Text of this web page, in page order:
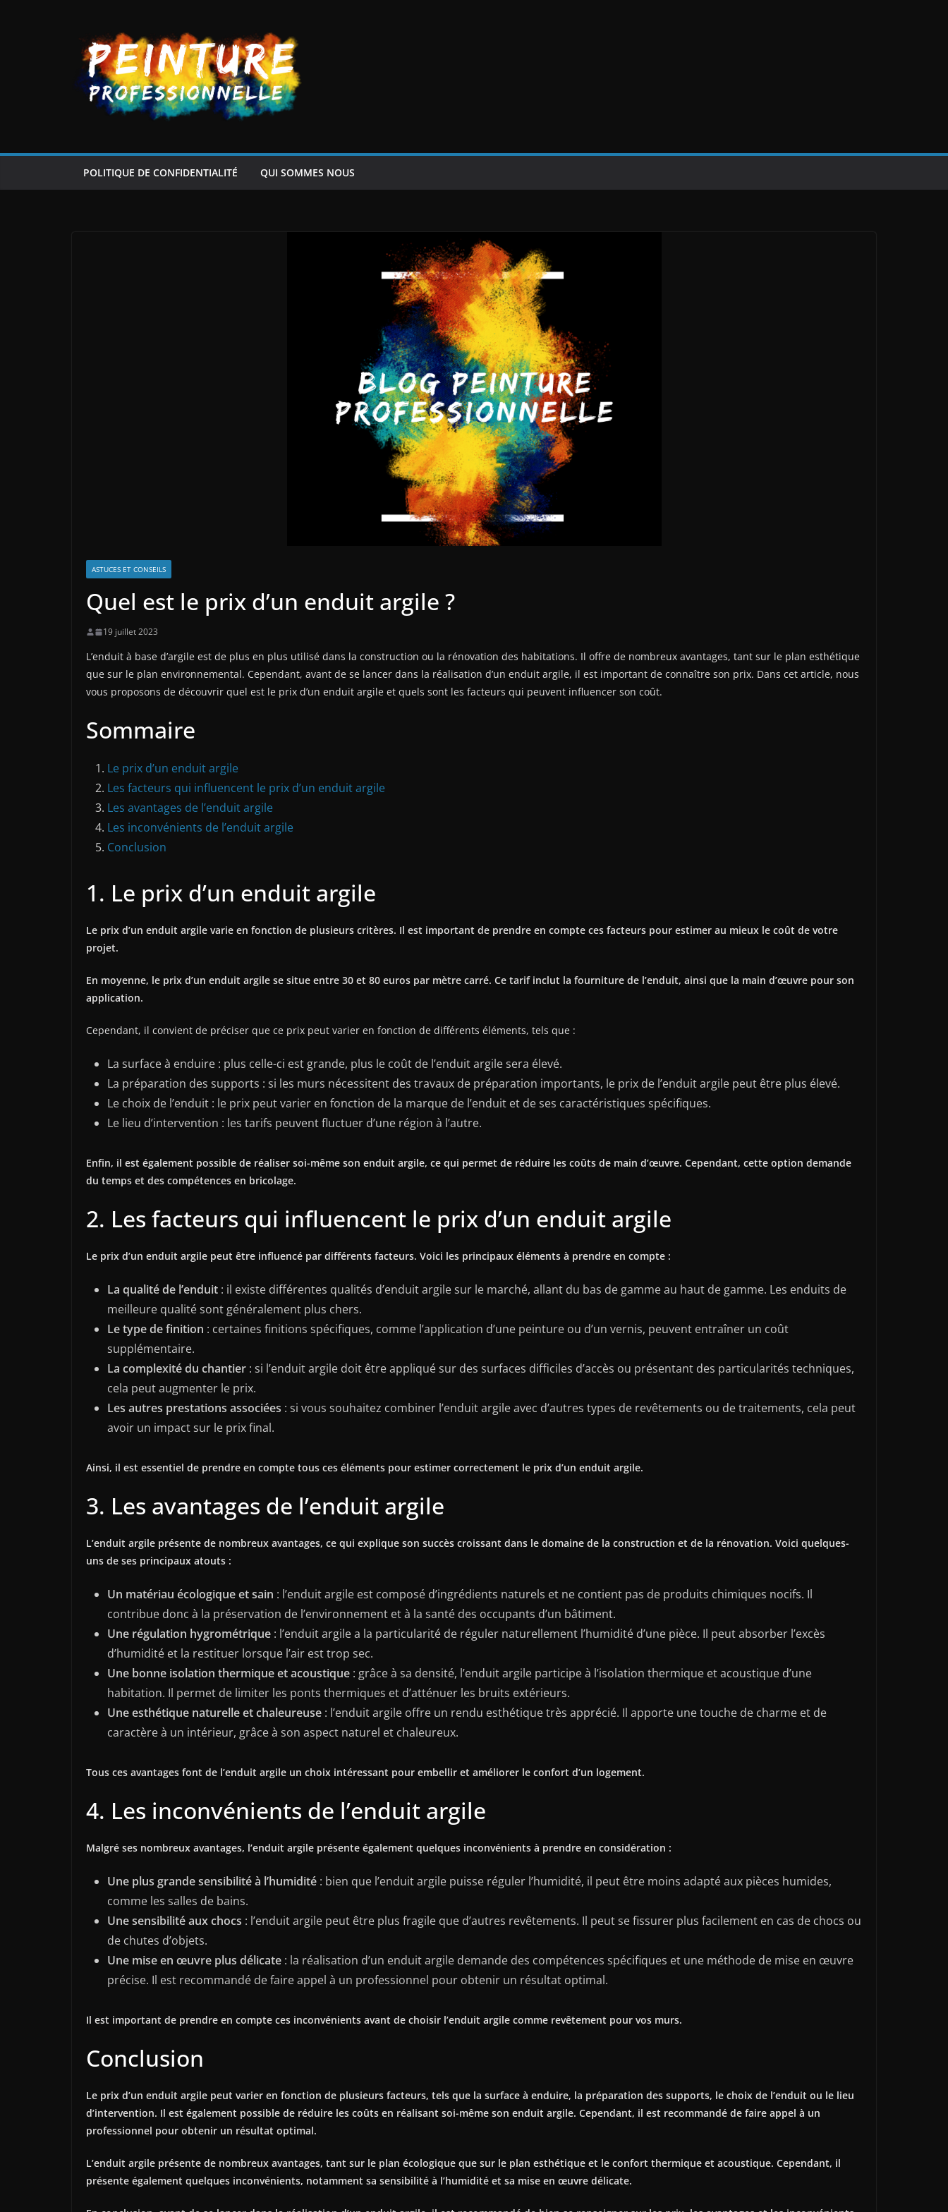
POLITIQUE DE CONFIDENTIALITÉ QUI SOMMES NOUS
ASTUCES ET CONSEILS
Quel est le prix d’un enduit argile ?
19 juillet 2023
L’enduit à base d’argile est de plus en plus utilisé dans la construction ou la rénovation des habitations. Il offre de nombreux avantages, tant sur le plan esthétique
que sur le plan environnemental. Cependant, avant de se lancer dans la réalisation d’un enduit argile, il est important de connaître son prix. Dans cet article, nous
vous proposons de découvrir quel est le prix d’un enduit argile et quels sont les facteurs qui peuvent influencer son coût.
Sommaire
Le prix d’un enduit argile
Les facteurs qui influencent le prix d’un enduit argile
Les avantages de l’enduit argile
Les inconvénients de l’enduit argile
Conclusion
1. Le prix d’un enduit argile
Le prix d’un enduit argile varie en fonction de plusieurs critères. Il est important de prendre en compte ces facteurs pour estimer au mieux le coût de votre
projet.
En moyenne, le prix d’un enduit argile se situe entre 30 et 80 euros par mètre carré. Ce tarif inclut la fourniture de l’enduit, ainsi que la main d’œuvre pour son
application.
Cependant, il convient de préciser que ce prix peut varier en fonction de différents éléments, tels que :
La surface à enduire : plus celle-ci est grande, plus le coût de l’enduit argile sera élevé.
La préparation des supports : si les murs nécessitent des travaux de préparation importants, le prix de l’enduit argile peut être plus élevé.
Le choix de l’enduit : le prix peut varier en fonction de la marque de l’enduit et de ses caractéristiques spécifiques.
Le lieu d’intervention : les tarifs peuvent fluctuer d’une région à l’autre.
Enfin, il est également possible de réaliser soi-même son enduit argile, ce qui permet de réduire les coûts de main d’œuvre. Cependant, cette option demande
du temps et des compétences en bricolage.
2. Les facteurs qui influencent le prix d’un enduit argile
Le prix d’un enduit argile peut être influencé par différents facteurs. Voici les principaux éléments à prendre en compte :
La qualité de l’enduit : il existe différentes qualités d’enduit argile sur le marché, allant du bas de gamme au haut de gamme. Les enduits de
meilleure qualité sont généralement plus chers.
Le type de finition : certaines finitions spécifiques, comme l’application d’une peinture ou d’un vernis, peuvent entraîner un coût
supplémentaire.
La complexité du chantier : si l’enduit argile doit être appliqué sur des surfaces difficiles d’accès ou présentant des particularités techniques,
cela peut augmenter le prix.
Les autres prestations associées : si vous souhaitez combiner l’enduit argile avec d’autres types de revêtements ou de traitements, cela peut
avoir un impact sur le prix final.
Ainsi, il est essentiel de prendre en compte tous ces éléments pour estimer correctement le prix d’un enduit argile.
3. Les avantages de l’enduit argile
L’enduit argile présente de nombreux avantages, ce qui explique son succès croissant dans le domaine de la construction et de la rénovation. Voici quelques-
uns de ses principaux atouts :
Un matériau écologique et sain : l’enduit argile est composé d’ingrédients naturels et ne contient pas de produits chimiques nocifs. Il
contribue donc à la préservation de l’environnement et à la santé des occupants d’un bâtiment.
Une régulation hygrométrique : l’enduit argile a la particularité de réguler naturellement l’humidité d’une pièce. Il peut absorber l’excès
d’humidité et la restituer lorsque l’air est trop sec.
Une bonne isolation thermique et acoustique : grâce à sa densité, l’enduit argile participe à l’isolation thermique et acoustique d’une
habitation. Il permet de limiter les ponts thermiques et d’atténuer les bruits extérieurs.
Une esthétique naturelle et chaleureuse : l’enduit argile offre un rendu esthétique très apprécié. Il apporte une touche de charme et de
caractère à un intérieur, grâce à son aspect naturel et chaleureux.
Tous ces avantages font de l’enduit argile un choix intéressant pour embellir et améliorer le confort d’un logement.
4. Les inconvénients de l’enduit argile
Malgré ses nombreux avantages, l’enduit argile présente également quelques inconvénients à prendre en considération :
Une plus grande sensibilité à l’humidité : bien que l’enduit argile puisse réguler l’humidité, il peut être moins adapté aux pièces humides,
comme les salles de bains.
Une sensibilité aux chocs : l’enduit argile peut être plus fragile que d’autres revêtements. Il peut se fissurer plus facilement en cas de chocs ou
de chutes d’objets.
Une mise en œuvre plus délicate : la réalisation d’un enduit argile demande des compétences spécifiques et une méthode de mise en œuvre
précise. Il est recommandé de faire appel à un professionnel pour obtenir un résultat optimal.
Il est important de prendre en compte ces inconvénients avant de choisir l’enduit argile comme revêtement pour vos murs.
Conclusion
Le prix d’un enduit argile peut varier en fonction de plusieurs facteurs, tels que la surface à enduire, la préparation des supports, le choix de l’enduit ou le lieu
d’intervention. Il est également possible de réduire les coûts en réalisant soi-même son enduit argile. Cependant, il est recommandé de faire appel à un
professionnel pour obtenir un résultat optimal.
L’enduit argile présente de nombreux avantages, tant sur le plan écologique que sur le plan esthétique et le confort thermique et acoustique. Cependant, il
présente également quelques inconvénients, notamment sa sensibilité à l’humidité et sa mise en œuvre délicate.